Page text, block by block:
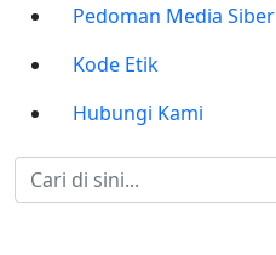
Pedoman Media Siber
Kode Etik
Hubungi Kami